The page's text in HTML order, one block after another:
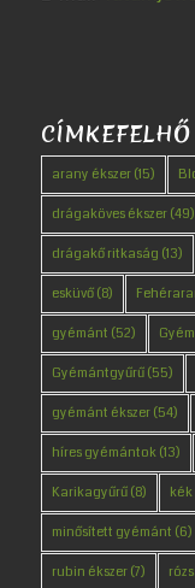
CÍMKEFELHŐ
arany ékszer(15)
drágaköves ékszer(49)
drágakő ritkaság (13)
esküvő(8)
gyémánt (52)
Gyémántgyűrű(55)
gyémánt ékszer(54)
híres gyémántok(13)
Karikagyűrű(8)
minősített gyémánt (6)
rubin ékszer(7)